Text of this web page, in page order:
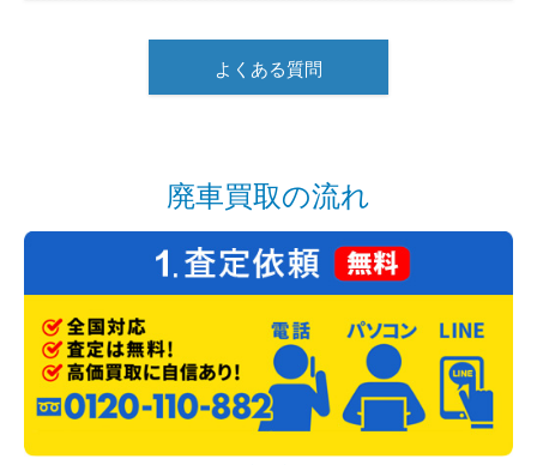
よくある質問
廃車買取の流れ